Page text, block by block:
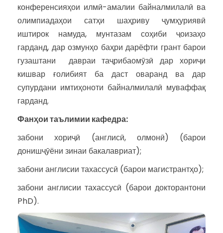
конференсияҳои илмӣ-амалии байналмилалӣ ва
олимпиадаҳои сатҳи шаҳриву ҷумҳуриявӣ
иштирок намуда, мунтазам соҳиби ҷоизаҳо
гарданд, дар озмунҳо баҳри дарёфти грант барои
гузаштани давраи таҷрибаомӯзӣ дар хориҷи
кишвар ғолибият ба даст оваранд ва дар
супурдани имтиҳоноти байналмилалӣ муваффақ
гарданд.
Фанҳои таълимии кафедра:
забони хориҷӣ (англисӣ, олмонӣ) (барои
донишҷӯёни зинаи бакалавриат);
забони англисии тахассусӣ (барои магистрантҳо);
забони англисии тахассусӣ (барои докторантони
PhD).